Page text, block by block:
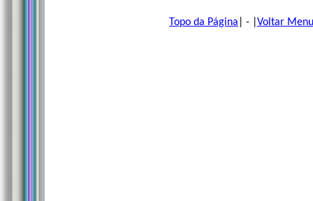
Topo da Página | - | Voltar